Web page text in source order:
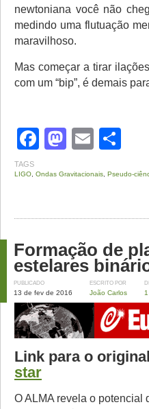
newtoniana você não
medindo uma flutuação
maravilhoso.
Mas começar a tirar
com um “bip”, é demais
Facebook
Email
TAGS
LIGO Ondas Gravitacionais Pseudo-
Formação de
estelares
PUBLICADO
13 de fev de 2016
ESCRITO POR
João Carlos
Link para o
star
O ALMA revela o potencial